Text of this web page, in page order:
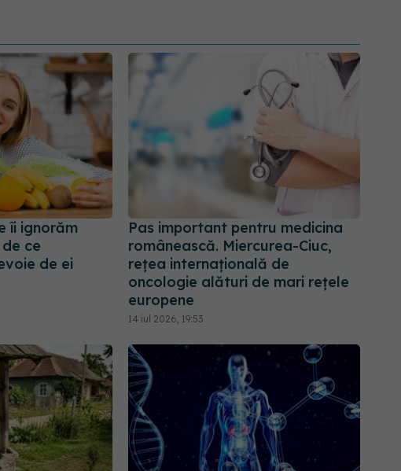
îi ignorăm
ce
de ei
Pas important pentru medicina
românească. Miercurea-Ciuc,
rețea internațională de
oncologie alături de mari rețele
europene
14 iul 2026, 19:53